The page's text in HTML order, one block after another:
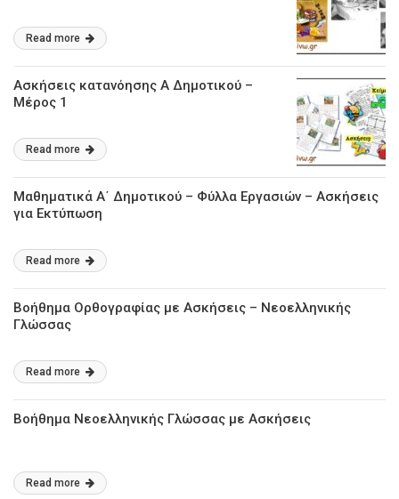
Read more
Ασκήσεις κατανόησης Α Δημοτικού –
Μέρος 1
Read more
Μαθηματικά Α΄ Δημοτικού – Φύλλα Εργασιών – Ασκήσεις
για Εκτύπωση
Read more
Βοήθημα Ορθογραφίας με Ασκήσεις – Νεοελληνικής
Γλώσσας
Read more
Βοήθημα Νεοελληνικής Γλώσσας με Ασκήσεις
Read more